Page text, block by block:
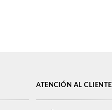
ATENCIÓN AL CLIENTE